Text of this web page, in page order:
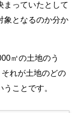
まっていたとして
象となるのか分か
㎡の土地のう
れが土地のどの
ことです。